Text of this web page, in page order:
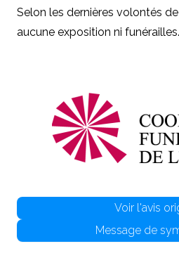
Selon les dernières volontés
aucune exposition ni funérailles.
Voir l'avis
Message de